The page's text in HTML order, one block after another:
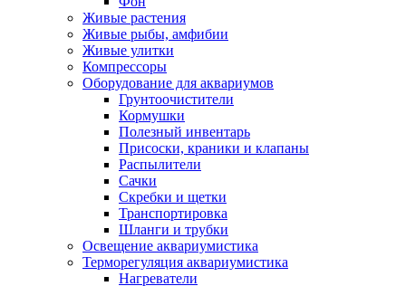
Живые растения
Живые рыбы, амфибии
Живые улитки
Компрессоры
Оборудование для аквариумов
Грунтоочистители
Кормушки
Полезный инвентарь
Присоски, краники и клапаны
Распылители
Сачки
Скребки и щетки
Транспортировка
Шланги и трубки
Освещение аквариумистика
Терморегуляция аквариумистика
Нагреватели